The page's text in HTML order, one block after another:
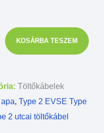
KOSÁRBA TESZEM
Töltőkábelek
, Type 2 EVSE Type
2 utcai töltőkábel